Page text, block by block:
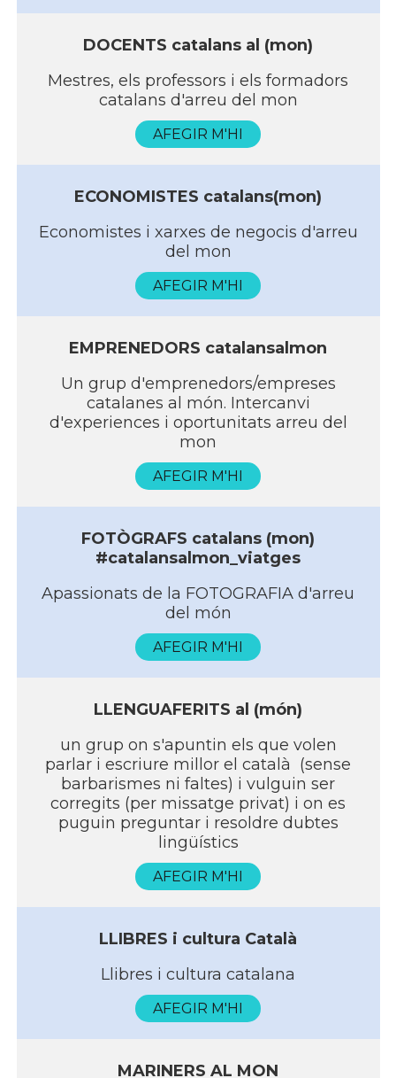
DOCENTS catalans al (mon)
Mestres, els professors i els formadors
catalans d'arreu del mon
AFEGIR M'HI
ECONOMISTES catalans(mon)
Economistes i xarxes de negocis d'arreu
del mon
AFEGIR M'HI
EMPRENEDORS catalansalmon
Un grup d'emprenedors/empreses
catalanes al món. Intercanvi
d'experiences i oportunitats arreu del
mon
AFEGIR M'HI
FOTÒGRAFS catalans (mon)
#catalansalmon_viatges
Apassionats de la FOTOGRAFIA d'arreu
del món
AFEGIR M'HI
LLENGUAFERITS al (món)
un grup on s'apuntin els que volen
parlar i escriure millor el català (sense
barbarismes ni faltes) i vulguin ser
corregits (per missatge privat) i on es
puguin preguntar i resoldre dubtes
lingüí­stics
AFEGIR M'HI
LLIBRES i cultura Català
Llibres i cultura catalana
AFEGIR M'HI
MARINERS AL MON